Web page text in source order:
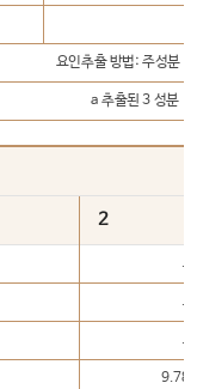
요인추출 방법: 주성분
a 추출된 3 성분
2